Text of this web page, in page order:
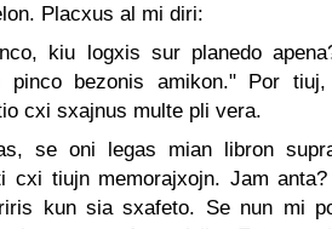
Placxus al mi diri:
kiu logxis sur planedo
bezonis amikon." Por
cxi sxajnus multe pli vera.
se oni legas mian libron
cxi tiujn memorajxojn. Jam
kun sia sxafeto. Se nun mi